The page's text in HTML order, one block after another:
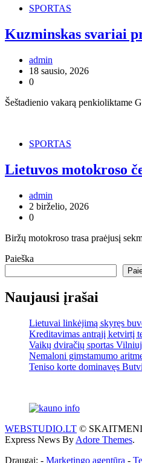
SPORTAS
Kuzminskas svariai
admin
18 sausio, 2026
0
Šeštadienio vakarą penkioliktame
SPORTAS
Lietuvos motokroso
admin
2 birželio, 2026
0
Biržų motokroso trasa praėjusį
Paieška
Naujausi įrašai
Lietuvai linkėjimą skyręs
Kreditavimas antrąjį ketvirtį
Vaikų dviračių sportas
Nemaloni gimstamumo
Teniso korte dominavęs
WEBSTUDIO.LT ©
Express News By Adore Themes.
Draugai: - Marketingo agentūra -